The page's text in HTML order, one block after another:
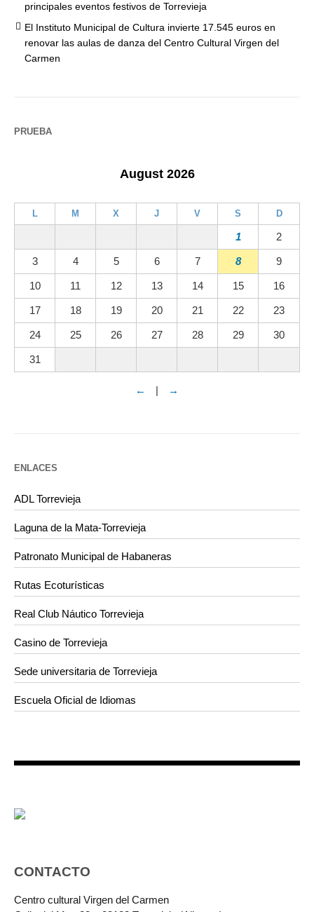
principales eventos festivos de Torrevieja
El Instituto Municipal de Cultura invierte 17.545 euros en
renovar las aulas de danza del Centro Cultural Virgen del
Carmen
PRUEBA
August 2026
L M X J V S D
1 2
3 4 5 6 7 8 9
10 11 12 13 14 15 16
17 18 19 20 21 22 23
24 25 26 27 28 29 30
31
← | →
ENLACES
ADL Torrevieja
Laguna de la Mata-Torrevieja
Patronato Municipal de Habaneras
Rutas Ecoturísticas
Real Club Náutico Torrevieja
Casino de Torrevieja
Sede universitaria de Torrevieja
Escuela Oficial de Idiomas
CONTACTO
Centro cultural Virgen del Carmen